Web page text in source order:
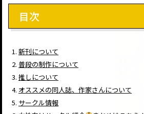
目次
新刊について
普段の制作について
推しについて
オススメの同人誌、作家さんについて
サークル情報